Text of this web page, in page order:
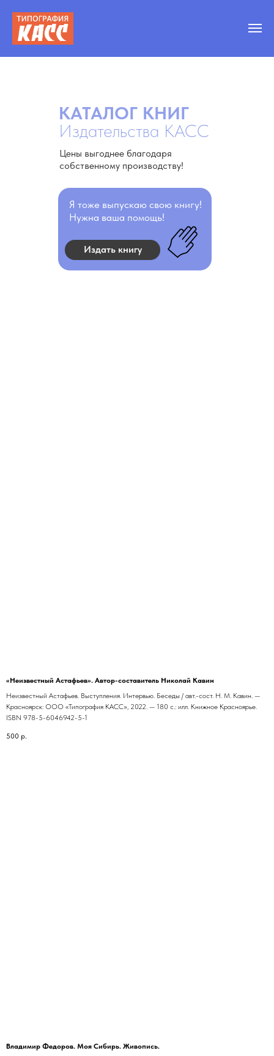
Цены выгоднее благодаря
собственному производству!
Я тоже выпускаю свою книгу!
Нужна ваша помощь!
Издать книгу
КАТАЛОГ КНИГ
Издательства КАСС
«Неизвестный Астафьев». Автор-составитель Николай Кавин
Неизвестный Астафьев. Выступления. Интервью. Беседы / авт.-сост. Н. М. Кавин. —
Красноярск: ООО «Типография КАСС», 2022. — 180 с.: илл. Книжное Красноярье.
ISBN 978-5-6046942-5-1
500 р.
Владимир Федоров. Моя Сибирь. Живопись.